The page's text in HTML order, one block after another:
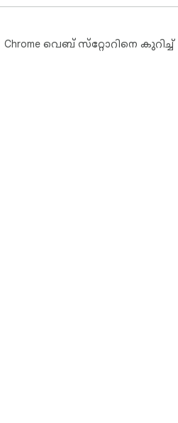
Chrome വെബ് സ്‌റ്റോറിനെ കുറിച്ച്